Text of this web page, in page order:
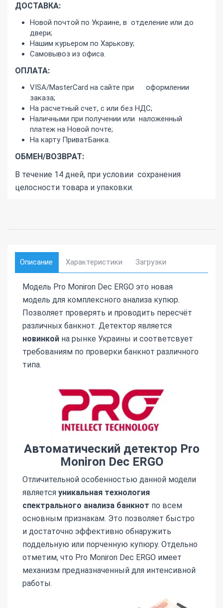
ДОСТАВКА:
Новой почтой по Украине, в отделение или до
двери;
Нашим курьером по Харькову;
Самовывоз из офиса.
ОПЛАТА:
VISA/MasterCard на сайте при оформлении
заказа;
На расчетный счет, с или без НДС;
Наличными при получении или наложенный
платеж на Новой почте;
На карту ПриватБанка.
ОБМЕН/ВОЗВРАТ:
В течение 14 дней, при условии сохранения
целосности товара и упаковки.
Описание Характеристики Загрузки
Модель Pro Moniron Dec ERGO это новая
модель для комплексного анализа купюр.
Позволяет проверять и проводить пересчёт
различных банкнот. Детектор является
новинкой на рынке Украины и соответсвует
требованиям по проверки банкнот различного
типа.
Автоматический детектор Pro
Moniron Dec ERGO
Отличительной особенностью данной модели
является уникальная технология
спектрального анализа банкнот по всем
основным признакам. Это позволяет быстро
и достаточно эффективно обнаружить
поддельную или порченную купюру. Отдельно
отметим, что Pro Moniron Dec ERGO имеет
механизм предназначенный для интенсивной
работы.